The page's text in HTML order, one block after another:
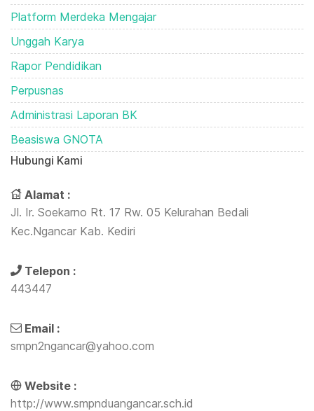
Platform Merdeka Mengajar
Unggah Karya
Rapor Pendidikan
Perpusnas
Administrasi Laporan BK
Beasiswa GNOTA
Hubungi Kami
Alamat :
Jl. Ir. Soekarno Rt. 17 Rw. 05 Kelurahan Bedali
Kec.Ngancar Kab. Kediri
Telepon :
443447
Email :
smpn2ngancar@yahoo.com
Website :
http://www.smpnduangancar.sch.id